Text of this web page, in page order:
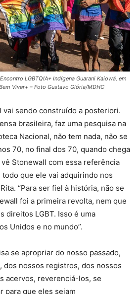
LGBTQIA+ Indígena Guarani Kaiowá, em
Viver+ – Foto Gustavo Glória/MDHC
vai sendo construído a posteriori.
brasileira, faz uma pesquisa na
Nacional, não tem nada, não se
70, no final dos 70, quando chega
Stonewall com essa referência
que ele vai adquirindo nos
“Para ser fiel à história, não se
foi a primeira revolta, nem que
direitos LGBT. Isso é uma
Unidos e no mundo”.
se apropriar do nosso passado,
dos nossos registros, dos nossos
acervos, reverenciá-los, se
para que eles sejam